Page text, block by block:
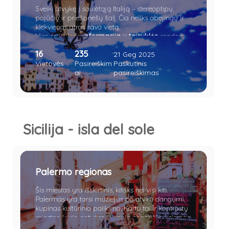
Sveiki atvykę į saulėtąją Italiją – stereoptipų,
pojūčių ir priešpriešų šalį. Čia neliks abejingų ir
kiekvienas atras savo vietą.
Visa reikalingainformacija ir taisyklės randasi
16
Vietovės
235
Pasireiškim
ai
21 Geg 2025
Paskutinis
pasireiškimas
Sicilija - isla del sole
Palermo regionas
Šis miestas yra išskirtinis, kitoks nei visi kiti.
Palermas yra tarsi muziejus po atviru dangumi,
kupinas kultūrinio palikimo. Kartu tai ir kontrastų
miestas, kurio gatvėse vyrauja chaotiškas eismas.
Palermo turgeliai vilioja įvairiausiomis gėrybėmis,